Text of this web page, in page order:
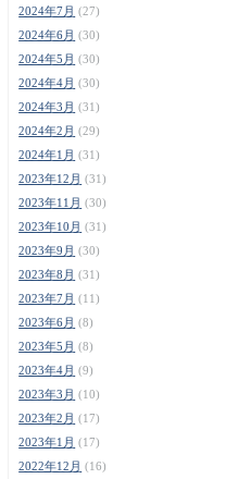
2024年7月 (27)
2024年6月 (30)
2024年5月 (30)
2024年4月 (30)
2024年3月 (31)
2024年2月 (29)
2024年1月 (31)
2023年12月 (31)
2023年11月 (30)
2023年10月 (31)
2023年9月 (30)
2023年8月 (31)
2023年7月 (11)
2023年6月 (8)
2023年5月 (8)
2023年4月 (9)
2023年3月 (10)
2023年2月 (17)
2023年1月 (17)
2022年12月 (16)